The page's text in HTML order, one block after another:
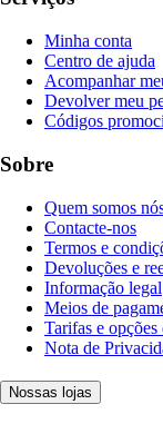
Minha conta
Centro de ajuda
Acompanhar
Devolver meu
Códigos
Sobre
Quem somos
Contacte-nos
Termos e
Devoluções e
Informação legal
Meios de
Tarifas e
Nota de
Nossas lojas